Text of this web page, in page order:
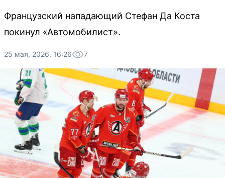
Французский нападающий Стефан Да Коста
покинул «Автомобилист».
25 мая, 2026, 16:26 7